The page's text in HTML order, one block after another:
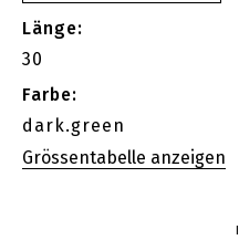
Länge:
30
Farbe:
dark.green